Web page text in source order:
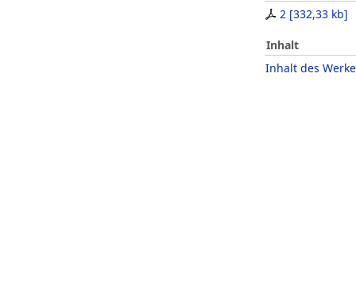
2 [332,33 kb]
Inhalt
Inhalt des